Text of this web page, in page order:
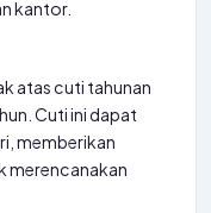
kantor.
atas cuti tahunan
Cuti ini dapat
memberikan
merencanakan